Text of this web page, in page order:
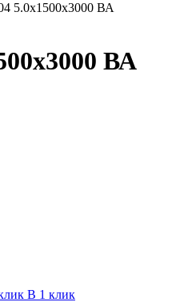
5.0х1500х3000 ВА
ВА
В 1 клик